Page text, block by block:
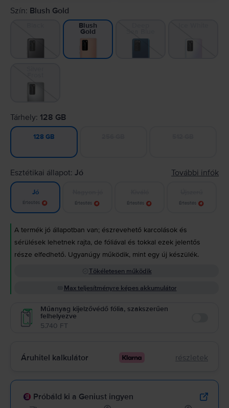
Szín: Blush Gold
Blush
Gold
Tárhely: 128 GB
128 GB
Esztétikai állapot: Jó További infók
Jó
Értesítés Értesítés Értesítés Értesítés
A termék jó állapotban van; észrevehető karcolások és
sérülések lehetnek rajta, de fóliával és tokkal ezek jelentős
része elfedhető. Ugyanúgy működik, mint egy új készülék.
Tökéletesen működik
Max teljesítményre képes akkumulátor
Műanyag kijelzővédő fólia, szakszerűen
felhelyezve
5.740 FT
Áruhitel kalkulátor részletek
Próbáld ki a Geniust ingyen